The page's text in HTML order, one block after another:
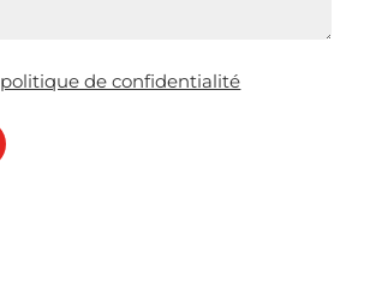
politique de confidentialité